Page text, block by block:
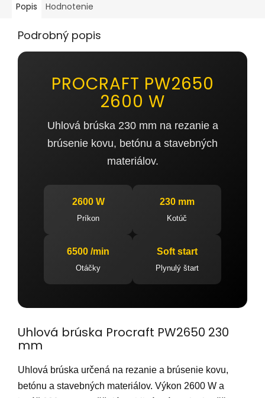
Popis Hodnotenie
Podrobný popis
PROCRAFT PW2650
2600 W
Uhlová brúska 230 mm na rezanie a
brúsenie kovu, betónu a stavebných
materiálov.
2600 W
Príkon
230 mm
Kotúč
6500 /min
Otáčky
Soft start
Plynulý štart
Uhlová brúska Procraft PW2650 230
mm
Uhlová brúska určená na rezanie a brúsenie kovu,
betónu a stavebných materiálov. Výkon 2600 W a